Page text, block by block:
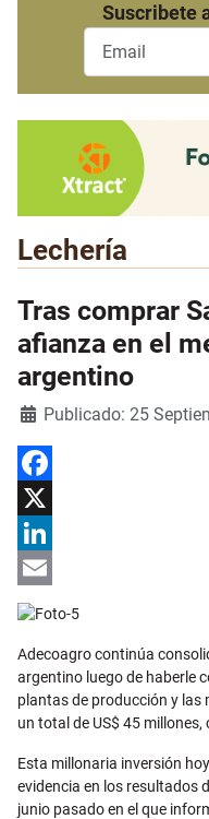
Suscribete
Lechería
Tras comprar
afianza en el
argentino
Detalles
Publicado: 25
Facebook
X
LinkedIn
Email
Adecoagro continúa
argentino luego de haberle
plantas de producción y las
un total de US$ 45
Esta millonaria inversión
evidencia en los resultados
junio pasado en el que